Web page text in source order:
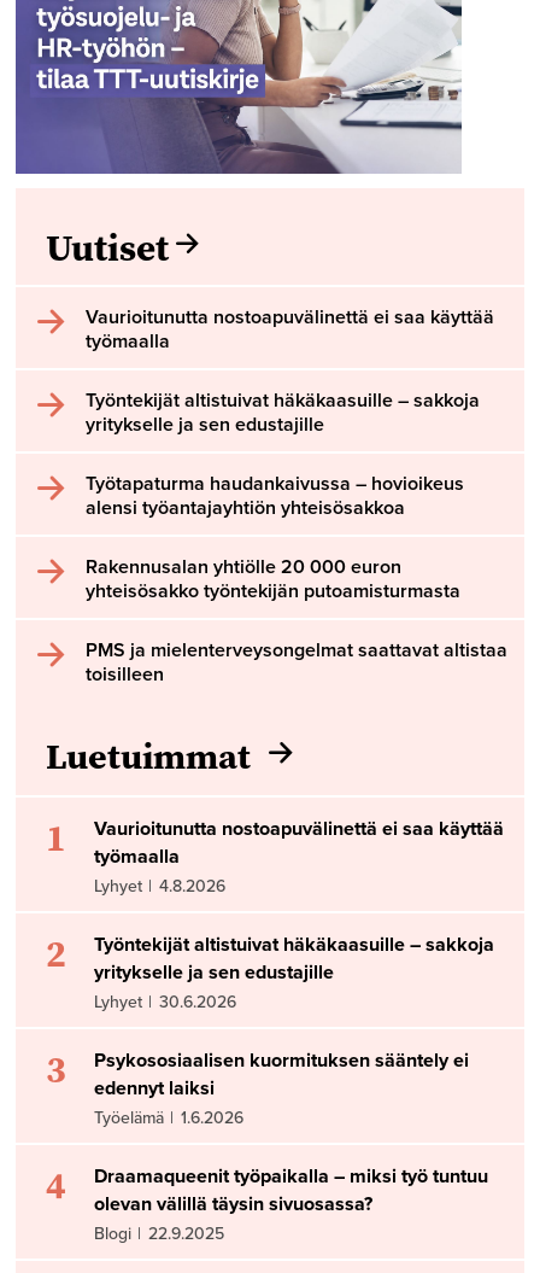
Uutiset
Vaurioitunutta nostoapuvälinettä ei saa käyttää
työmaalla
Työntekijät altistuivat häkäkaasuille – sakkoja
yritykselle ja sen edustajille
Työtapaturma haudankaivussa – hovioikeus
alensi työantajayhtiön yhteisösakkoa
Rakennusalan yhtiölle 20 000 euron
yhteisösakko työntekijän putoamisturmasta
PMS ja mielenterveysongelmat saattavat altistaa
toisilleen
Luetuimmat
1
Vaurioitunutta nostoapuvälinettä ei saa käyttää
työmaalla
Lyhyet | 4.8.2026
2
Työntekijät altistuivat häkäkaasuille – sakkoja
yritykselle ja sen edustajille
Lyhyet | 30.6.2026
3
Psykososiaalisen kuormituksen sääntely ei
edennyt laiksi
Työelämä | 1.6.2026
4
Draamaqueenit työpaikalla – miksi työ tuntuu
olevan välillä täysin sivuosassa?
Blogi | 22.9.2025